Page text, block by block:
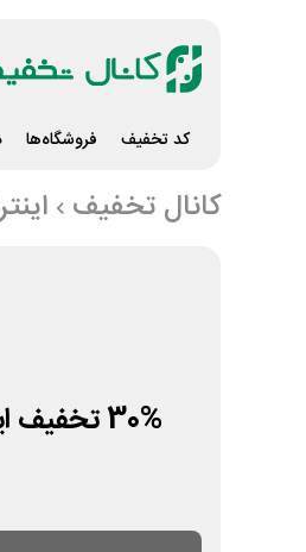
کد تخفیف فروشگاه‌ها
کانال تخفیف
30% تخفیف اینترنت پارس آنلاین برای مشترکین جدید